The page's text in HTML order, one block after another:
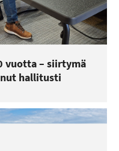
vuotta – siirtymä
hallitusti